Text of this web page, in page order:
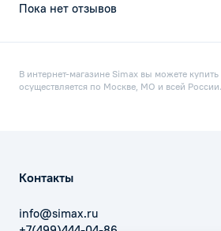
Пока нет отзывов
В интернет-магазине Simax вы можете
осуществляется по Москве, МО и всей
Контакты
info@simax.ru